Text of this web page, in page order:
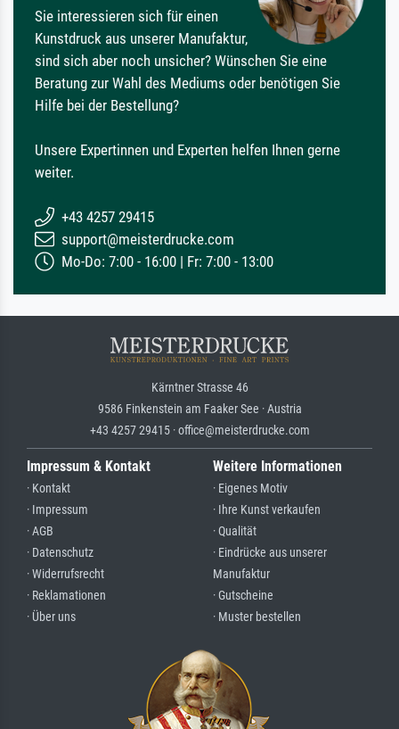
Sie interessieren sich für einen
Kunstdruck aus unserer Manufaktur,
sind sich aber noch unsicher? Wünschen Sie eine
Beratung zur Wahl des Mediums oder benötigen Sie
Hilfe bei der Bestellung?
Unsere Expertinnen und Experten helfen Ihnen gerne
weiter.
+43 4257 29415
support@meisterdrucke.com
Mo-Do: 7:00 - 16:00 | Fr: 7:00 - 13:00
Kärntner Strasse 46
9586 Finkenstein am Faaker See · Austria
+43 4257 29415 · office@meisterdrucke.com
Impressum & Kontakt
· Kontakt
· Impressum
· AGB
· Datenschutz
· Widerrufsrecht
· Reklamationen
· Über uns
Weitere Informationen
· Eigenes Motiv
· Ihre Kunst verkaufen
· Qualität
· Eindrücke aus unserer
Manufaktur
· Gutscheine
· Muster bestellen